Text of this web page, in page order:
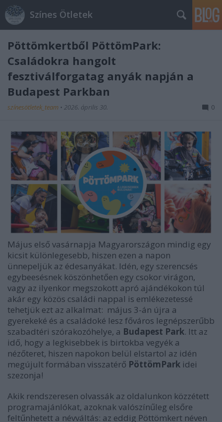
Színes Ötletek
Pöttömkertből PöttömPark:
Családokra hangolt
fesztiválforgatag anyák napján a
Budapest Parkban
színesötletek_team • 2026. április 30. 0
Május első vasárnapja Magyarországon mindig egy
kicsit különlegesebb, hiszen ezen a napon
ünnepeljük az édesanyákat. Idén, egy szerencsés
egybeesésnek köszönhetően egy csokor virágon,
vagy az ilyenkor megszokott apró ajándékokon túl
akár egy közös családi nappal is emlékezetessé
tehetjük ezt az alkalmat: május 3-án újra a
gyerekeké és a családoké lesz főváros legnépszerűbb
szabadtéri szórakozóhelye, a Budapest Park. Itt az
idő, hogy a legkisebbek is birtokba vegyék a
nézőteret, hiszen napokon belül elstartol az idén
megújult formában visszatérő PöttömPark idei
szezonja!
Akik rendszeresen olvassák az oldalunkon közzétett
programajánlókat, azoknak valószínűleg elsőre
feltűnhetett a névváltás: az eddig Pöttömkert néven